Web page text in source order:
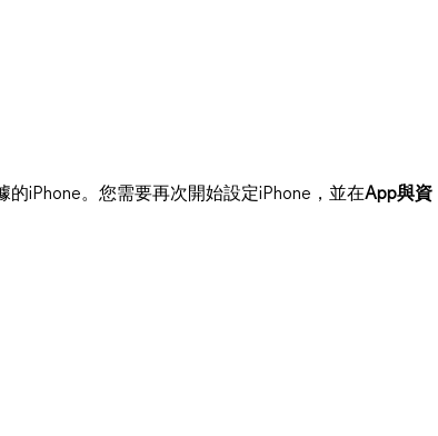
iPhone。您需要再次開始設定iPhone，並在App與資